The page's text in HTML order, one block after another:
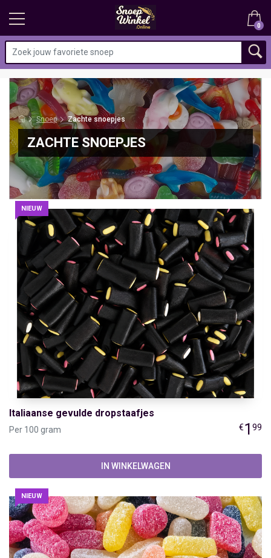
0
Snoep Zachte snoepjes
ZACHTE SNOEPJES
NIEUW
Italiaanse gevulde dropstaafjes
Per 100 gram €1 99
IN WINKELWAGEN
NIEUW